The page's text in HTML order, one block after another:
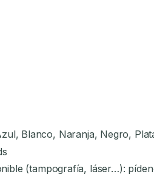
Blanco, Naranja, Negro,
(tampografía, láser…):